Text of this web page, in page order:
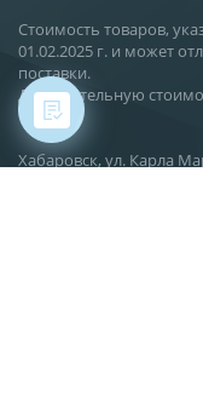
Стоимость товаров,
01.02.2025 г. и может
поставки.
Действительную
Хабаровск, ул. Карла